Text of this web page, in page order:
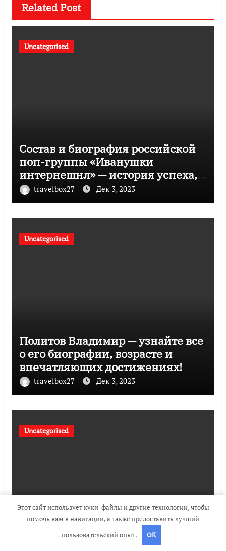
Related Post
Uncategorised
Состав и биография российской
поп-группы «Иванушки
интернешнл» — история успеха,
музыка и судьбы участников
travelbox27_ Дек 3, 2023
Uncategorised
Политов Владимир — узнайте все
о его биографии, возрасте и
впечатляющих достижениях!
travelbox27_ Дек 3, 2023
Uncategorised
Биография Руби Роуз — успешная
музыкальная карьера, личная
Этот сайт использует куки-файлы и другие технологии, чтобы
помочь вам в навигации, а также предоставить лучший
пользовательский опыт.
OK